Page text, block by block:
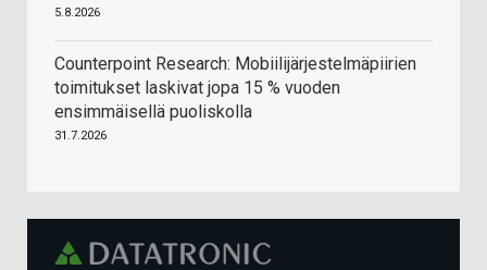
5.8.2026
Counterpoint Research: Mobiilijärjestelmäpiirien
toimitukset laskivat jopa 15 % vuoden
ensimmäisellä puoliskolla
31.7.2026